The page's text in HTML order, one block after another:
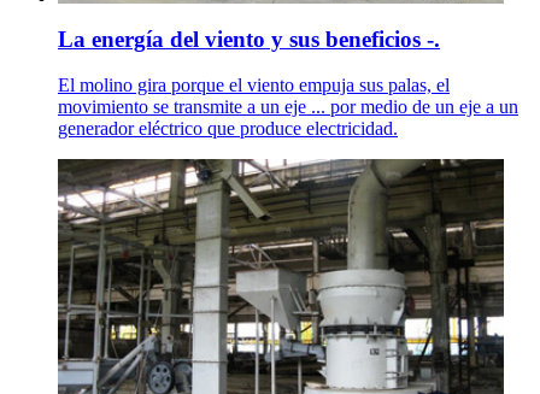
La energía del viento y sus beneficios -.
El molino gira porque el viento empuja sus palas, el
movimiento se transmite a un eje ... por medio de un eje a un
generador eléctrico que produce electricidad.